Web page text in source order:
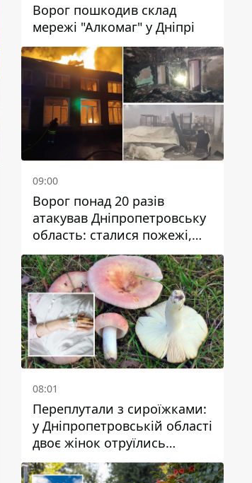
Ворог пошкодив склад
мережі "Алкомаг" у Дніпрі
09:00
Ворог понад 20 разів
атакував Дніпропетровську
область: сталися пожежі,
постраждали будинки,
інфраструктура та авто
08:01
Переплутали з сироїжками:
у Дніпропетровській області
двоє жінок отруїлись
грибами